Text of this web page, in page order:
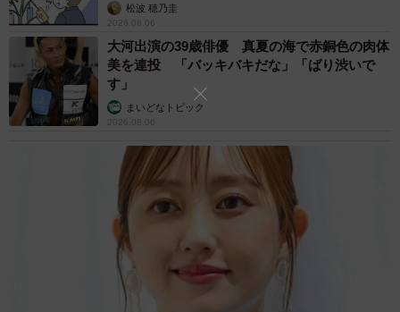
んに確認したいことがあると言うのです。それは、
「捕獲機の中の猫が、長明くんじゃなくても飼えます
か？」
新幸さんはドキッとしました。違ったからといって、また
お外に出してしまったら不幸な猫を生み出してしまう。で
も、長明くんでなかったら意味がない…。けれど、そもそ
も長明くんも、不憫な生活から救い出したい一心で迎えた
松波 穂乃圭
2026.08.06
大河出演の39歳俳優 真夏の海で赤銅色の肉体
美を連投 「バッキバキだな」「ばり渋いで
す」
まいどなトピック
2026.08.06